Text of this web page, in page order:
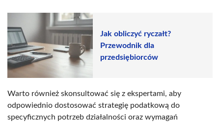
Jak obliczyć ryczałt?
Przewodnik dla
przedsiębiorców
Warto również skonsultować się z ekspertami, aby
odpowiednio dostosować strategię podatkową do
specyficznych potrzeb działalności oraz wymagań